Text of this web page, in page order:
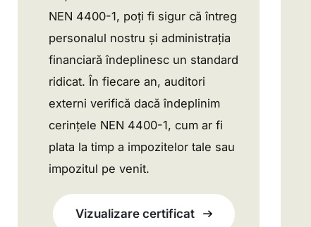
NEN 4400-1, poți fi sigur că întreg
personalul nostru și administrația
financiară îndeplinesc un standard
ridicat. În fiecare an, auditori
externi verifică dacă îndeplinim
cerințele NEN 4400-1, cum ar fi
plata la timp a impozitelor tale sau
impozitul pe venit.
Vizualizare certificat